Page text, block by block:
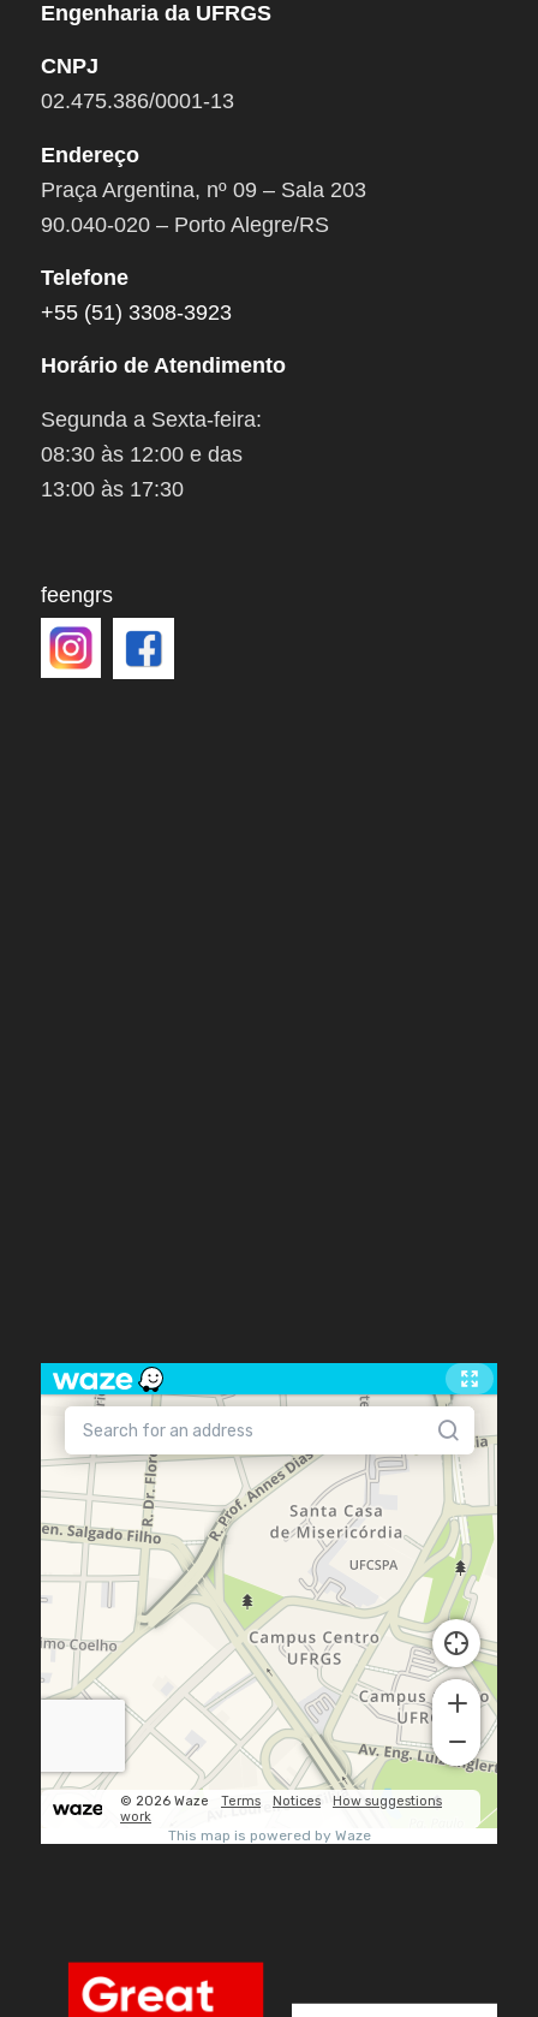
Engenharia da UFRGS
CNPJ
02.475.386/0001-13
Endereço
Praça Argentina, nº 09 – Sala 203
90.040-020 – Porto Alegre/RS
Telefone
+55 (51) 3308-3923
Horário de Atendimento
Segunda a Sexta-feira:
08:30 às 12:00 e das
13:00 às 17:30
feengrs